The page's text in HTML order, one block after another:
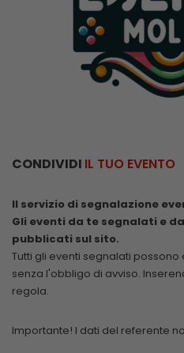
CONDIVIDI IL TUO EVENTO
Il servizio di segnalazione
Gli eventi da te segnalati e
pubblicati sul sito.
Tutti gli eventi segnalati
senza l'obbligo di avviso.
regola.
Importante! I dati del referente